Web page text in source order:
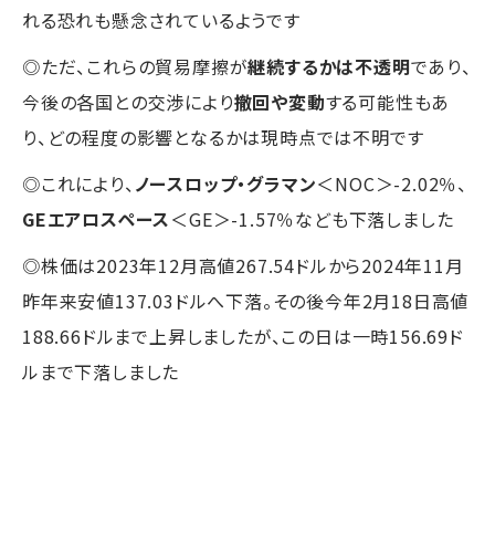
れる恐れも懸念されているようです
◎ただ、これらの貿易摩擦が継続するかは不透明であり、
今後の各国との交渉により撤回や変動する可能性もあ
り、どの程度の影響となるかは現時点では不明です
◎これにより、ノースロップ・グラマン＜NOC＞-2.02％、
GEエアロスペース＜GE＞-1.57％なども下落しました
◎株価は2023年12月高値267.54ドルから2024年11月
昨年来安値137.03ドルへ下落。その後今年2月18日高値
188.66ドルまで上昇しましたが、この日は一時156.69ド
ルまで下落しました